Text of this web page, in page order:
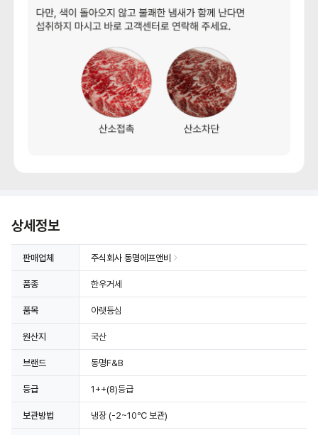
상세정보
판매업체 주식회사 동명에프앤비
품종 한우거세
품목 아랫등심
원산지 국산
브랜드 동명F&B
등급 1++(8)등급
보관방법 냉장 (-2~10℃ 보관)